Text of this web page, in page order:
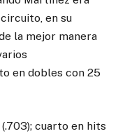
en su
la mejor manera
en dobles con 25
cuarto en hits